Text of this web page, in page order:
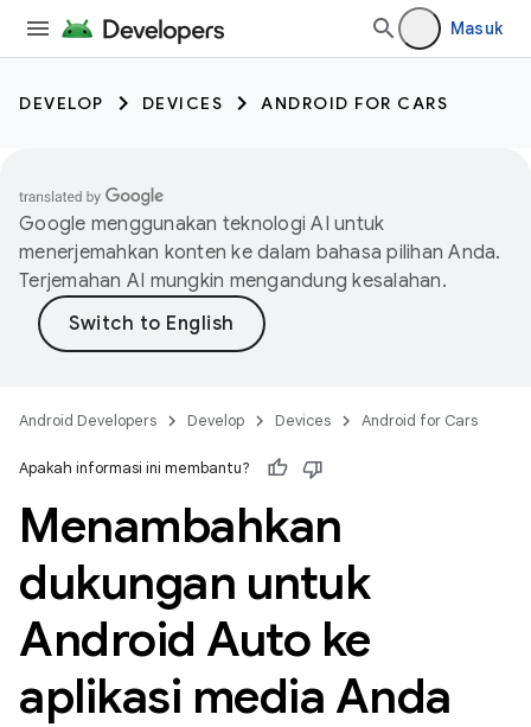
Masuk
DEVELOP DEVICES ANDROID FOR CARS
Google menggunakan teknologi AI untuk
menerjemahkan konten ke dalam bahasa pilihan Anda.
Terjemahan AI mungkin mengandung kesalahan.
Android Developers Develop Devices Android for Cars
Apakah informasi ini membantu?
Menambahkan
dukungan untuk
Android Auto ke
aplikasi media Anda